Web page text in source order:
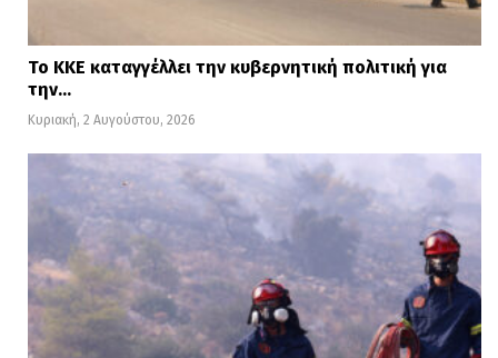
Το ΚΚΕ καταγγέλλει την κυβερνητική πολιτική για
την…
Κυριακή, 2 Αυγούστου, 2026